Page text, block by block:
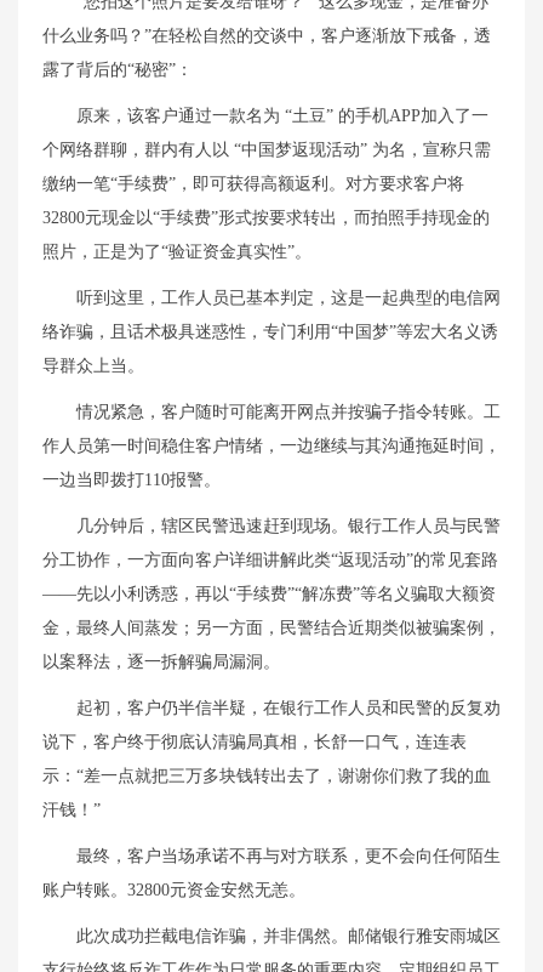
什么业务吗？”在轻松自然的交谈中，客户逐渐放下戒备，透
露了背后的“秘密”：
原来，该客户通过一款名为 “土豆” 的手机APP加入了一
个网络群聊，群内有人以 “中国梦返现活动” 为名，宣称只需
缴纳一笔“手续费”，即可获得高额返利。对方要求客户将
32800元现金以“手续费”形式按要求转出，而拍照手持现金的
照片，正是为了“验证资金真实性”。
听到这里，工作人员已基本判定，这是一起典型的电信网
络诈骗，且话术极具迷惑性，专门利用“中国梦”等宏大名义诱
导群众上当。
情况紧急，客户随时可能离开网点并按骗子指令转账。工
作人员第一时间稳住客户情绪，一边继续与其沟通拖延时间，
一边当即拨打110报警。
几分钟后，辖区民警迅速赶到现场。银行工作人员与民警
分工协作，一方面向客户详细讲解此类“返现活动”的常见套路
——先以小利诱惑，再以“手续费”“解冻费”等名义骗取大额资
金，最终人间蒸发；另一方面，民警结合近期类似被骗案例，
以案释法，逐一拆解骗局漏洞。
起初，客户仍半信半疑，在银行工作人员和民警的反复劝
说下，客户终于彻底认清骗局真相，长舒一口气，连连表
示：“差一点就把三万多块钱转出去了，谢谢你们救了我的血
汗钱！”
最终，客户当场承诺不再与对方联系，更不会向任何陌生
账户转账。32800元资金安然无恙。
此次成功拦截电信诈骗，并非偶然。邮储银行雅安雨城区